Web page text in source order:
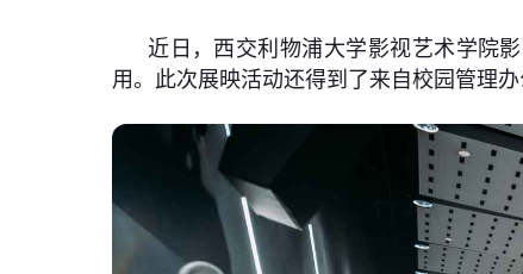
近日，西交利物浦大学影视艺术学院
用。此次展映活动还得到了来自校园管理